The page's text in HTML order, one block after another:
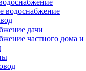
водоснабжение
дачи
частного дома и